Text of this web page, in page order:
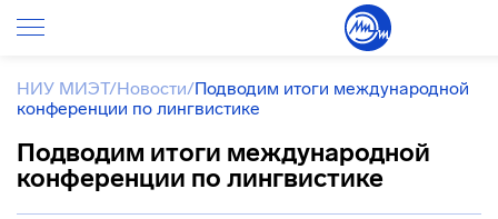
НИУ МИЭТ/Новости/Подводим итоги международной
конференции по лингвистике
Подводим итоги международной
конференции по лингвистике